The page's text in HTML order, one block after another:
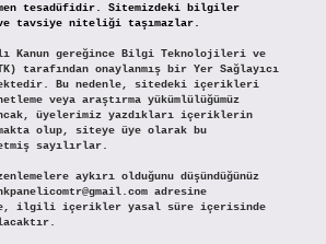
tesadüfidir. Sitemizdeki bilgiler
tavsiye niteliği taşımazlar.
Kanun gereğince Bilgi Teknolojileri ve
tarafından onaylanmış bir Yer Sağlayıcı
Bu nedenle, sitedeki içerikleri
veya araştırma yükümlülüğümüz
üyelerimiz yazdıkları içeriklerin
olup, siteye üye olarak bu
sayılırlar.
aykırı olduğunu düşündüğünüz
adresine
ilgili içerikler yasal süre içerisinde